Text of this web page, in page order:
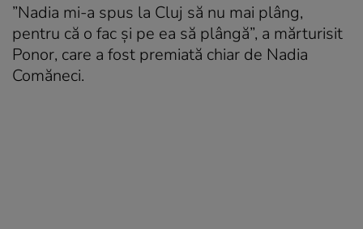
”Nadia mi-a spus la Cluj să nu mai plâng,
pentru că o fac și pe ea să plângă”, a mărturisit
Ponor, care a fost premiată chiar de Nadia
Comăneci.